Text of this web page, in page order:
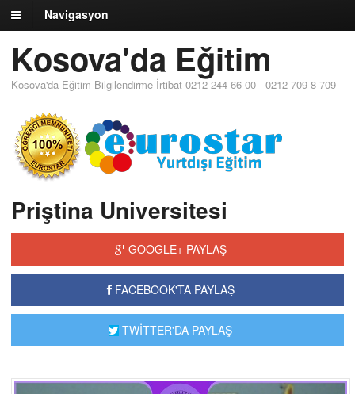
Navigasyon
Kosova'da Eğitim
Kosova'da Eğitim Bilgilendirme İrtibat 0212 244 66 00 - 0212 709 8 709
Priştina Universitesi
GOOGLE+ PAYLAŞ
FACEBOOK'TA PAYLAŞ
TWİTTER'DA PAYLAŞ